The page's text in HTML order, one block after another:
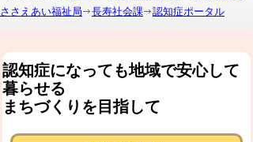
ささえあい福祉局
長寿社会課 認知症ポータル
認知症になっても地域で安心して
暮らせる
まちづくりを目指して